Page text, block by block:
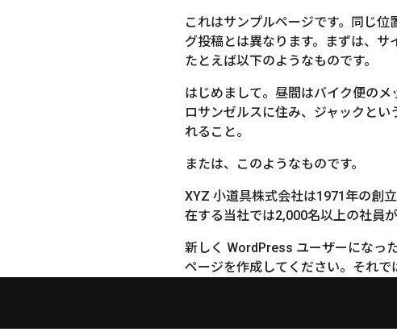
これはサンプルページです。同じ
グ投稿とは異なります。まずは、サ
たとえば以下のようなものです。
はじめまして。昼間はバイク便のメ
ロサンゼルスに住み、ジャックと
れること。
または、このようなものです。
XYZ 小道具株式会社は1971年の創
在する当社では2,000名以上の社員
新しく WordPress ユーザーになった
ページを作成してください。それで